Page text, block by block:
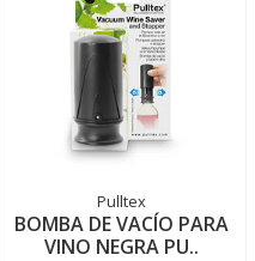
Pulltex
BOMBA DE VACÍO PARA
VINO NEGRA PU..